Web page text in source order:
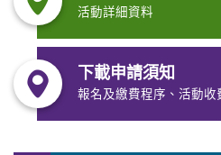
活動詳細資料
下載申請須知
報名及繳費程序、活動收